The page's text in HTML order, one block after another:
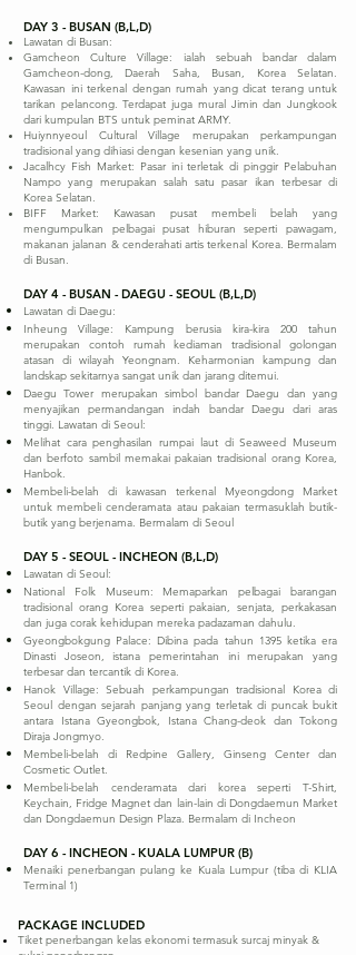
DAY 3 - BUSAN (B,L,D)
Lawatan di Busan:
Gamcheon Culture Village: ialah sebuah bandar dalam
Gamcheon-dong, Daerah Saha, Busan, Korea Selatan.
Kawasan ini terkenal dengan rumah yang dicat terang untuk
tarikan pelancong. Terdapat juga mural Jimin dan Jungkook
dari kumpulan BTS untuk peminat ARMY.
Huiynnyeoul Cultural Village merupakan perkampungan
tradisional yang dihiasi dengan kesenian yang unik.
Jacalhcy Fish Market: Pasar ini terletak di pinggir Pelabuhan
Nampo yang merupakan salah satu pasar ikan terbesar di
Korea Selatan.
BIFF Market: Kawasan pusat membeli belah yang
mengumpulkan pelbagai pusat hiburan seperti pawagam,
makanan jalanan & cenderahati artis terkenal Korea. Bermalam
di Busan.
DAY 4 - BUSAN - DAEGU - SEOUL (B,L,D)
Lawatan di Daegu:
Inheung Village: Kampung berusia kira-kira 200 tahun
merupakan contoh rumah kediaman tradisional golongan
atasan di wilayah Yeongnam. Keharmonian kampung dan
landskap sekitarnya sangat unik dan jarang ditemui.
Daegu Tower merupakan simbol bandar Daegu dan yang
menyajikan permandangan indah bandar Daegu dari aras
tinggi. Lawatan di Seoul:
Melihat cara penghasilan rumpai laut di Seaweed Museum
dan berfoto sambil memakai pakaian tradisional orang Korea,
Hanbok.
Membeli-belah di kawasan terkenal Myeongdong Market
untuk membeli cenderamata atau pakaian termasuklah butik-
butik yang berjenama. Bermalam di Seoul
DAY 5 - SEOUL - INCHEON (B,L,D)
Lawatan di Seoul:
National Folk Museum: Memaparkan pelbagai barangan
tradisional orang Korea seperti pakaian, senjata, perkakasan
dan juga corak kehidupan mereka padazaman dahulu.
Gyeongbokgung Palace: Dibina pada tahun 1395 ketika era
Dinasti Joseon, istana pemerintahan ini merupakan yang
terbesar dan tercantik di Korea.
Hanok Village: Sebuah perkampungan tradisional Korea di
Seoul dengan sejarah panjang yang terletak di puncak bukit
antara Istana Gyeongbok, Istana Chang-deok dan Tokong
Diraja Jongmyo.
Membeli-belah di Redpine Gallery, Ginseng Center dan
Cosmetic Outlet.
Membeli-belah cenderamata dari korea seperti T-Shirt,
Keychain, Fridge Magnet dan lain-lain di Dongdaemun Market
dan Dongdaemun Design Plaza. Bermalam di Incheon
DAY 6 - INCHEON - KUALA LUMPUR (B)
Menaiki penerbangan pulang ke Kuala Lumpur (tiba di KLIA
Terminal 1)
PACKAGE INCLUDED
Tiket penerbangan kelas ekonomi termasuk surcaj minyak &